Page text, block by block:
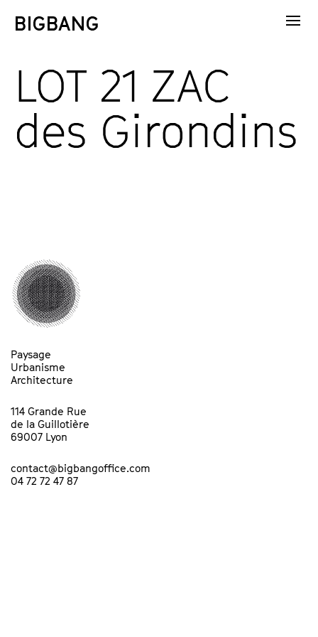
LOT 21 ZAC
des Girondins
Paysage
Urbanisme
Architecture
114 Grande Rue
de la Guillotière
69007 Lyon
contact@bigbangoffice.com
04 72 72 47 87